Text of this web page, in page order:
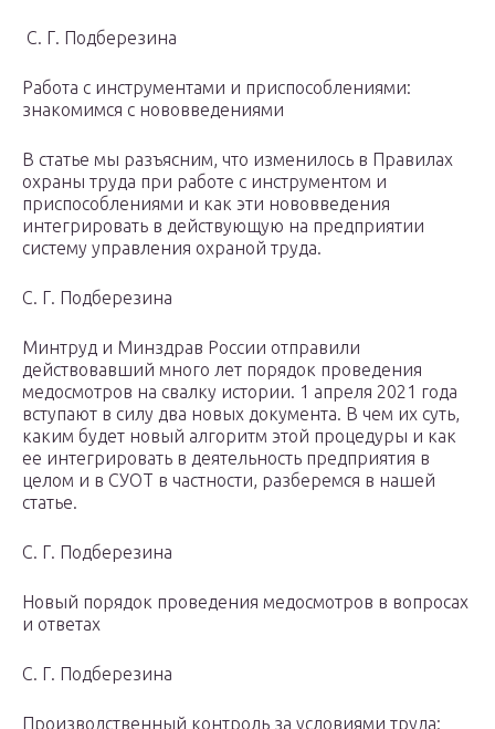
С. Г. Подберезина
Работа с инструментами и приспособлениями:
знакомимся с нововведениями
В статье мы разъясним, что изменилось в Правилах
охраны труда при работе с инструментом и
приспособлениями и как эти нововведения
интегрировать в действующую на предприятии
систему управления охраной труда.
С. Г. Подберезина
Минтруд и Минздрав России отправили
действовавший много лет порядок проведения
медосмотров на свалку истории. 1 апреля 2021 года
вступают в силу два новых документа. В чем их суть,
каким будет новый алгоритм этой процедуры и как
ее интегрировать в деятельность предприятия в
целом и в СУОТ в частности, разберемся в нашей
статье.
С. Г. Подберезина
Новый порядок проведения медосмотров в вопросах
и ответах
С. Г. Подберезина
Производственный контроль за условиями труда: